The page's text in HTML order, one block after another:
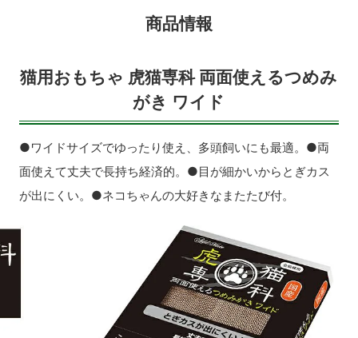
商品情報
猫用おもちゃ 虎猫専科 両面使えるつめみ
がき ワイド
●ワイドサイズでゆったり使え、多頭飼いにも最適。●両
面使えて丈夫で長持ち経済的。●目が細かいからとぎカス
が出にくい。●ネコちゃんの大好きなまたたび付。